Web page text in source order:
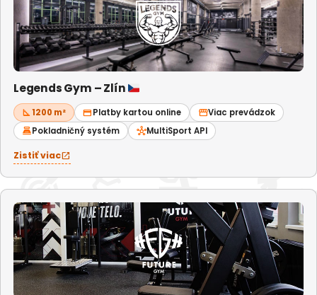
Legends Gym – Zlín
square_foot1200 m² credit_cardPlatby kartou online storefrontViac prevádzok
point_of_salePokladničný systém hubMultiSport API
Zistiť viacopen_in_new